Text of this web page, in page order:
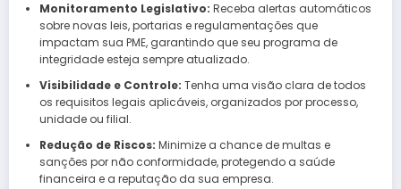
Monitoramento Legislativo: Receba alertas automáticos
sobre novas leis, portarias e regulamentações que
impactam sua PME, garantindo que seu programa de
integridade esteja sempre atualizado.
Visibilidade e Controle: Tenha uma visão clara de todos
os requisitos legais aplicáveis, organizados por processo,
unidade ou filial.
Redução de Riscos: Minimize a chance de multas e
sanções por não conformidade, protegendo a saúde
financeira e a reputação da sua empresa.